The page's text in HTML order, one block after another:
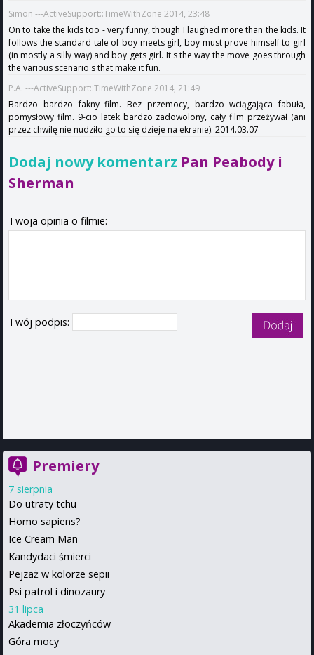
Simon ---ActiveSupport::TimeWithZone 2014, 23:48
On to take the kids too - very funny, though I laughed more than the kids. It
follows the standard tale of boy meets girl, boy must prove himself to girl
(in mostly a silly way) and boy gets girl. It's the way the move goes through
the various scenario's that make it fun.
P.A. ---ActiveSupport::TimeWithZone 2014, 21:49
Bardzo bardzo fakny film. Bez przemocy, bardzo wciągająca fabuła,
pomysłowy film. 9-cio latek bardzo zadowolony, cały film przeżywał (ani
przez chwilę nie nudziło go to się dzieje na ekranie). 2014.03.07
Dodaj nowy komentarz Pan Peabody i
Sherman
Twoja opinia o filmie:
Twój podpis:
Premiery
7 sierpnia
Do utraty tchu
Homo sapiens?
Ice Cream Man
Kandydaci śmierci
Pejzaż w kolorze sepii
Psi patrol i dinozaury
31 lipca
Akademia złoczyńców
Góra mocy